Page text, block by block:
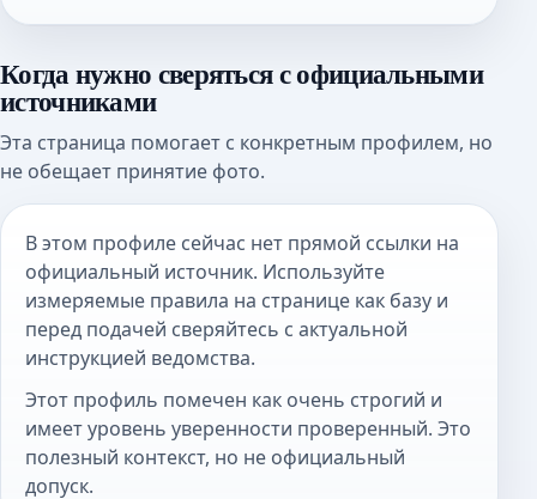
Когда нужно сверяться с официальными
источниками
Эта страница помогает с конкретным профилем, но
не обещает принятие фото.
В этом профиле сейчас нет прямой ссылки на
официальный источник. Используйте
измеряемые правила на странице как базу и
перед подачей сверяйтесь с актуальной
инструкцией ведомства.
Этот профиль помечен как очень строгий и
имеет уровень уверенности проверенный. Это
полезный контекст, но не официальный
допуск.